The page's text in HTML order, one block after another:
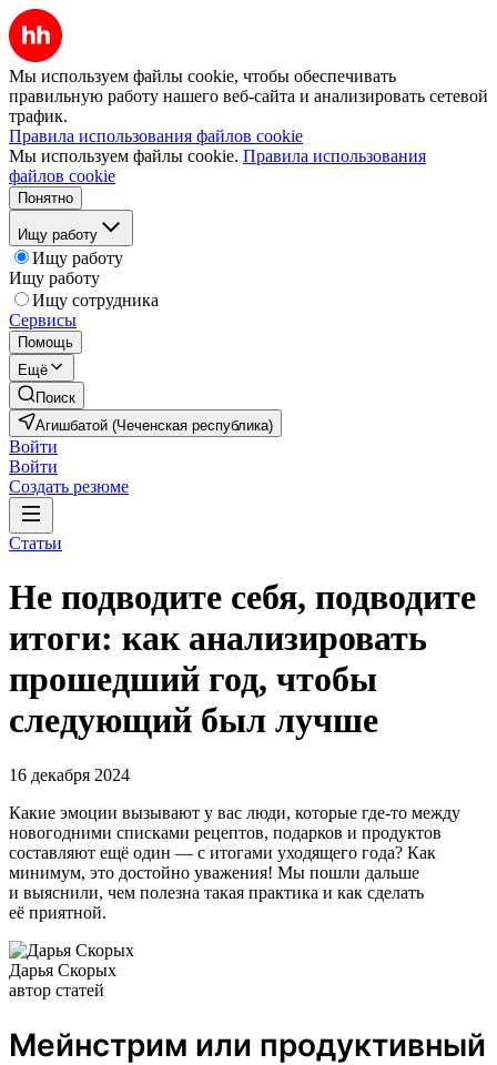
Мы используем файлы cookie, чтобы обеспечивать
правильную работу нашего веб-сайта и анализировать сетевой
трафик.
Правила использования файлов cookie
Мы используем файлы cookie. Правила использования
файлов cookie
Понятно
Ищу работу
Ищу работу
Ищу работу
Ищу сотрудника
Сервисы
Помощь
Ещё
Поиск
Агишбатой (Чеченская республика)
Войти
Войти
Создать резюме
Статьи
Не подводите себя, подводите
итоги: как анализировать
прошедший год, чтобы
следующий был лучше
16 декабря 2024
Какие эмоции вызывают у вас люди, которые где-то между
новогодними списками рецептов, подарков и продуктов
составляют ещё один — с итогами уходящего года? Как
минимум, это достойно уважения! Мы пошли дальше
и выяснили, чем полезна такая практика и как сделать
её приятной.
Дарья Скорых
автор статей
Мейнстрим или продуктивный